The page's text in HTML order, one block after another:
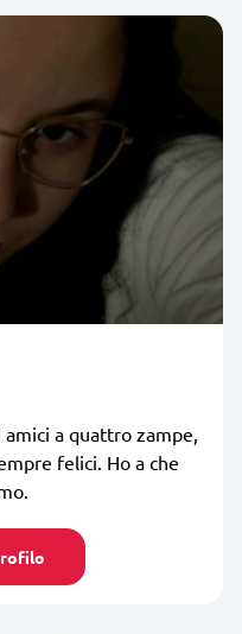
a quattro zampe,
felici. Ho a che